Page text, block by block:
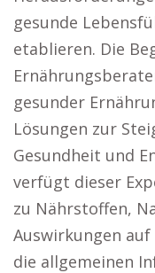
gesunde
etablieren. Die
gesunder
Lösungen zur
Gesundheit und
verfügt dieser
zu Nährstoffen,
Auswirkungen auf
die allgemeinen